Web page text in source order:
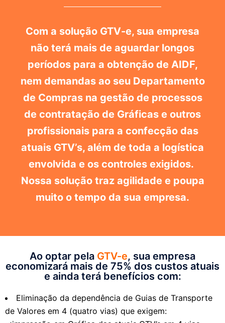
Com a solução GTV-e, sua empresa
não terá mais de aguardar longos
períodos para a obtenção de AIDF,
nem demandas ao seu Departamento
de Compras na gestão de processos
de contratação de Gráficas e outros
profissionais para a confecção das
atuais GTV’s, além de toda a logística
envolvida e os controles exigidos.
Nossa solução traz agilidade e poupa
muito o tempo da sua empresa.
Ao optar pela GTV-e, sua empresa
economizará mais de 75% dos custos atuais
e ainda terá benefícios com:
Eliminação da dependência de Guias de Transporte
de Valores em 4 (quatro vias) que exigem: